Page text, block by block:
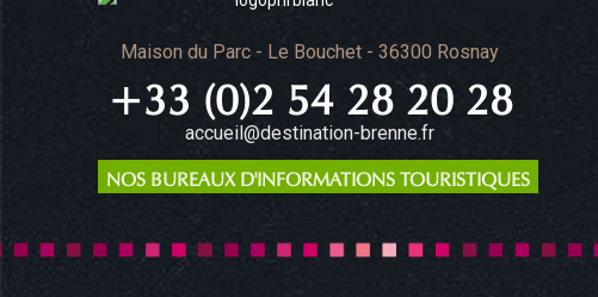
Maison du Parc - Le Bouchet - 36300 Rosnay
+33 (0)2 54 28 20 28
accueil@destination-brenne.fr
NOS BUREAUX D'INFORMATIONS TOURISTIQUES